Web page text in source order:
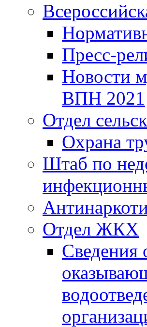
Пресс-
Новости
ВПН 2021
Отдел
Охрана
Штаб по
Отдел ЖКХ
Сведения